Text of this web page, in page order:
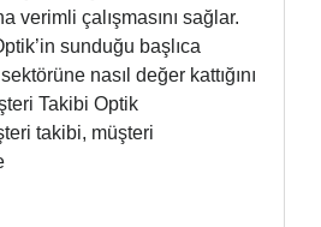
verimli çalışmasını sağlar.
sunduğu başlıca
nasıl değer kattığını
Takibi Optik
takibi, müşteri